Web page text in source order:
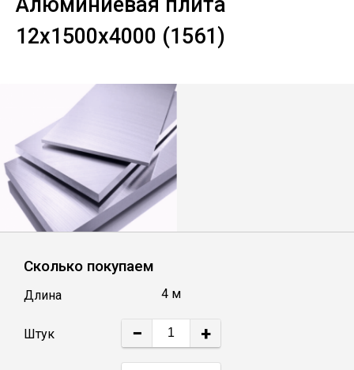
Труба профильная
Лист
Уголок
Балка
12х1500х4000 (1561)
Сколько покупаем
Длина 4 м
Штук − +